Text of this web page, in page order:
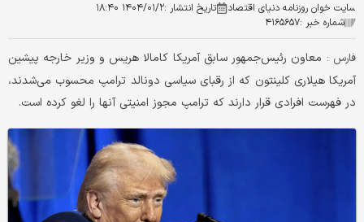
سایت خوان روزنامه دنیای اقتصاد تاریخ انتشار :۱۴۰۴/۰۱/۲ ۱۸:۴۰
شماره خبر :۴۱۶۵۶۵۷
فارس : معاون رئیس‌جمهور سابق آمریکا کامالا هریس و وزیر خارجه پیشین
آمریکا هیلاری کلینتون که از رقبای سیاسی دونالد ترامپ محسوب می‌شدند،
در فهرست افرادی قرار دارند که ترامپ مجوز امنیتی آنها را لغو کرده است.